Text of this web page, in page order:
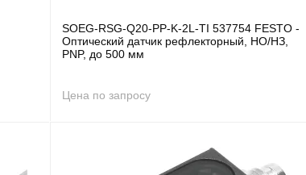
SOEG-RSG-Q20-PP-K-2L-TI 537754 FESTO -
Оптический датчик рефлекторный, НО/НЗ,
PNP, до 500 мм
Цена по запросу